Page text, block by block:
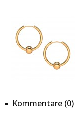
Kommentare (0)